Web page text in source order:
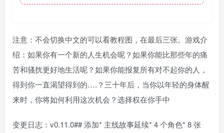
注意：不会切换中文的可以看教程图，在最后三张。游戏介
绍：如果你有一个新的人生机会呢？如果你能比那些年的痛
苦和骚扰更好地生活呢？如果你能报复所有对不起你的人，
得到你一直渴望得到的….？三十年后，当你以年轻的身体醒
来时，你将如何利用这次机会？选择权在你手中
变更日志：v0.11.0## 添加* 主线故事延续* 4 个角色* 8 张